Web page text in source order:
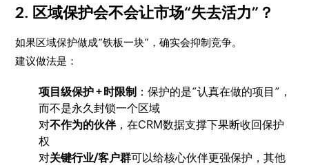
2. 区域保护会不会让市场“失去活力”？
如果区域保护做成“铁板一块”，确实会抑制竞争。
建议做法是：
项目级保护 + 时限制 ：保护的是“认真在做的项目”，
而不是永久封锁一个区域
对不作为的伙伴，在CRM数据支撑下果断收回保护
权
对关键行业/客户群可以给核心伙伴更强保护，其他